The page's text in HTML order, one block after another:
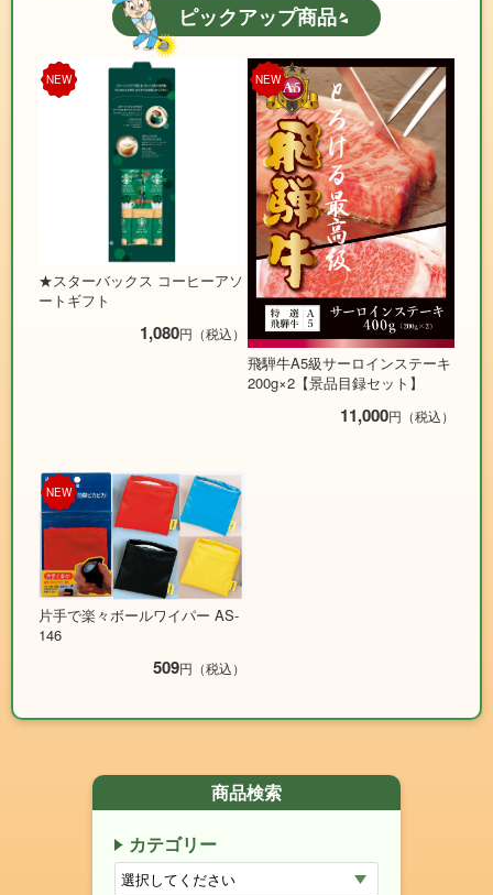
ピックアップ商品
NEW
★スターバックス コーヒーアソ
ートギフト
1,080円（税込）
NEW
飛騨牛A5級サーロインステーキ
200g×2【景品目録セット】
11,000円（税込）
NEW
片手で楽々ボールワイパー AS-
146
509円（税込）
商品検索
カテゴリー